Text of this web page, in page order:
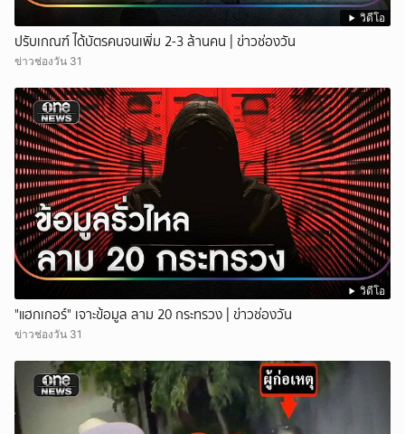
วิดีโอ
ปรับเกณฑ์ ได้บัตรคนจนเพิ่ม 2-3 ล้านคน | ข่าวช่องวัน
ข่าวช่องวัน 31
วิดีโอ
"แฮกเกอร์" เจาะข้อมูล ลาม 20 กระทรวง | ข่าวช่องวัน
ข่าวช่องวัน 31